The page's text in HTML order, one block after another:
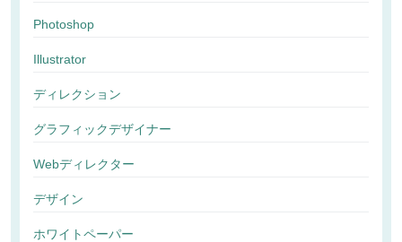
Photoshop
Illustrator
ディレクション
グラフィックデザイナー
Webディレクター
デザイン
ホワイトペーパー